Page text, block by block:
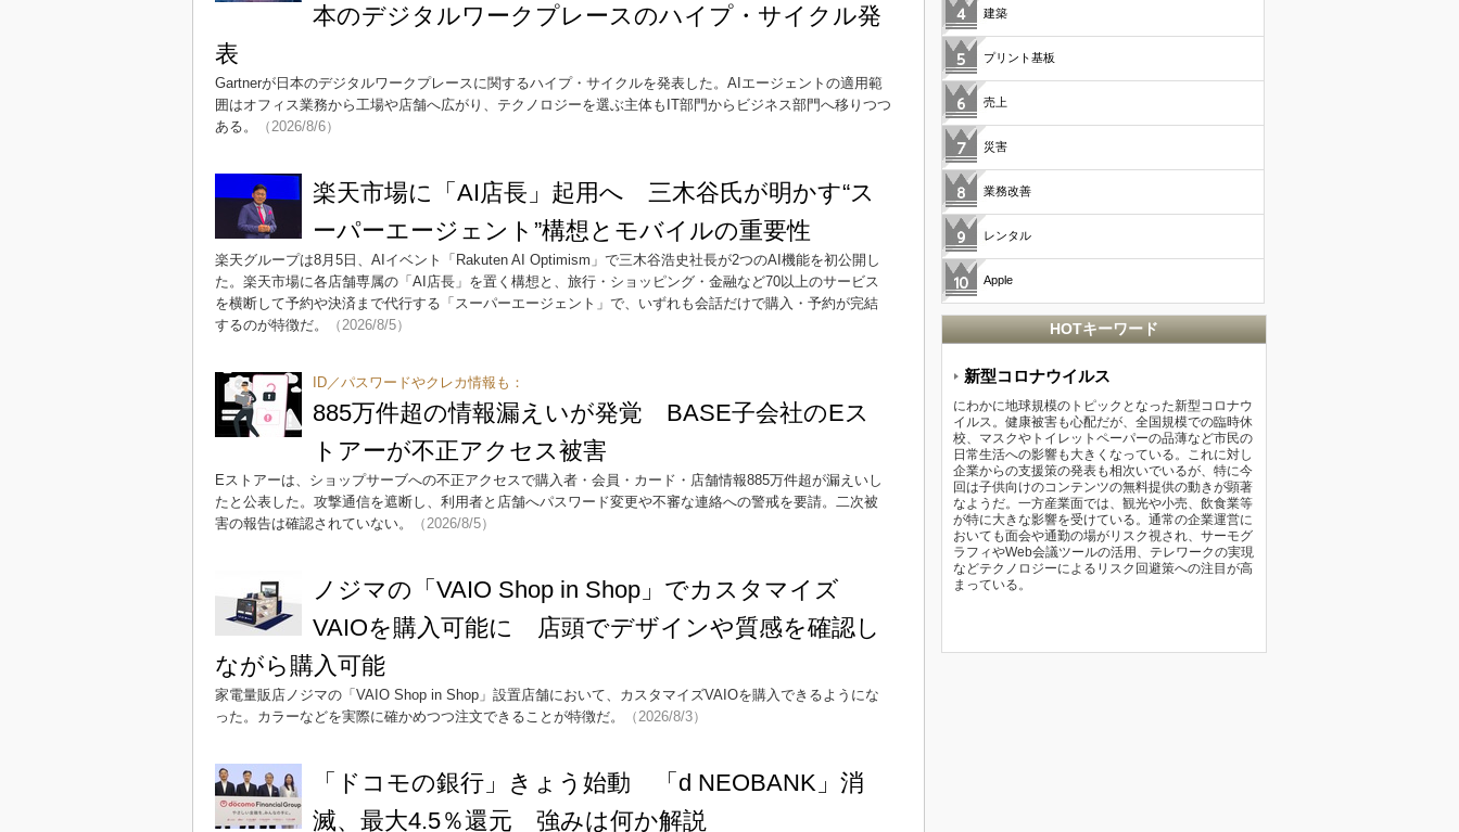
本のデジタルワークプレースのハイプ・サイクル発
表
Gartnerが日本のデジタルワークプレースに関するハイプ・サイクルを発表した。AIエージェントの適用範
囲はオフィス業務から工場や店舗へ広がり、テクノロジーを選ぶ主体もIT部門からビジネス部門へ移りつつ
ある。
（2026/8/6）
楽天市場に「AI店長」起用へ 三木谷氏が明かす“ス
ーパーエージェント”構想とモバイルの重要性
楽天グループは8月5日、AIイベント「Rakuten AI Optimism」で三木谷浩史社長が2つのAI機能を初公開し
た。楽天市場に各店舗専属の「AI店長」を置く構想と、旅行・ショッピング・金融など70以上のサービス
を横断して予約や決済まで代行する「スーパーエージェント」で、いずれも会話だけで購入・予約が完結
するのが特徴だ。
（2026/8/5）
ID／パスワードやクレカ情報も：
885万件超の情報漏えいが発覚 BASE子会社のEス
トアーが不正アクセス被害
Eストアーは、ショップサーブへの不正アクセスで購入者・会員・カード・店舗情報885万件超が漏えいし
たと公表した。攻撃通信を遮断し、利用者と店舗へパスワード変更や不審な連絡への警戒を要請。二次被
害の報告は確認されていない。
（2026/8/5）
ノジマの「VAIO Shop in Shop」でカスタマイズ
VAIOを購入可能に 店頭でデザインや質感を確認し
ながら購入可能
家電量販店ノジマの「VAIO Shop in Shop」設置店舗において、カスタマイズVAIOを購入できるようにな
った。カラーなどを実際に確かめつつ注文できることが特徴だ。
（2026/8/3）
「ドコモの銀行」きょう始動 「d NEOBANK」消
滅、最大4.5％還元 強みは何か解説
建築
プリント基板
売上
災害
業務改善
レンタル
Apple
HOTキーワード
新型コロナウイルス
にわかに地球規模のトピックとなった新型コロナウ
イルス。健康被害も心配だが、全国規模での臨時休
校、マスクやトイレットペーパーの品薄など市民の
日常生活への影響も大きくなっている。これに対し
企業からの支援策の発表も相次いでいるが、特に今
回は子供向けのコンテンツの無料提供の動きが顕著
なようだ。一方産業面では、観光や小売、飲食業等
が特に大きな影響を受けている。通常の企業運営に
おいても面会や通勤の場がリスク視され、サーモグ
ラフィやWeb会議ツールの活用、テレワークの実現
などテクノロジーによるリスク回避策への注目が高
まっている。